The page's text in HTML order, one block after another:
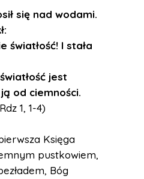
się nad wodami.
światłość! I stała
jest
od ciemności.
1, 1-4)
Księga
pustkowiem,
Bóg